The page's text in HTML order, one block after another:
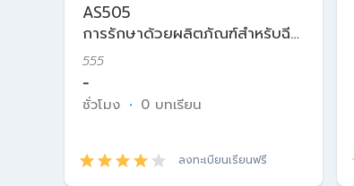
AS505
การรักษาด้วยผลิตภัณฑ์สำหรับฉีด
ในเวชศาสตร์ความงาม
555
-
ชั่วโมง · 0 บทเรียน
ลงทะเบียนเรียนฟรี